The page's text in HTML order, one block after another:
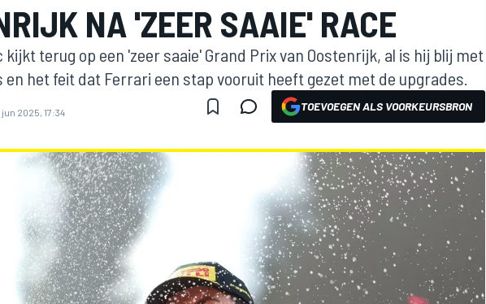
NA 'ZEER SAAIE' RACE
kijkt terug op een 'zeer saaie' Grand Prix van Oostenrijk, al is hij blij met
en het feit dat Ferrari een stap vooruit heeft gezet met de upgrades.
jun 2025, 17:34 TOEVOEGEN ALS VOORKEURSBRON